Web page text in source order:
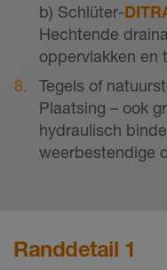
b) Schlüter-
Hechtende
oppervlakken en
Tegels of
Plaatsing – ook
hydraulisch
weerbestendige
Randdetail 1